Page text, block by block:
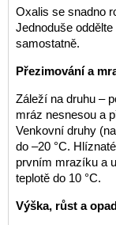
Oxalis se snadno
Jednoduše
samostatně.
Přezimování a
Záleží na druhu –
mráz nesnesou a
Venkovní druhy
do –20 °C.
prvním mrazíku a
teplotě do 10 °C.
Výška, růst a